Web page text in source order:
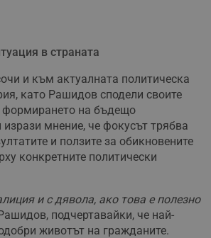
в страната
и към актуалната политическа
като Рашидов сподели своите
формирането на бъдещо
изрази мнение, че фокусът трябва
и ползите за обикновените
конкретните политически
и с дявола, ако това е полезно
подчертавайки, че най-
животът на гражданите.